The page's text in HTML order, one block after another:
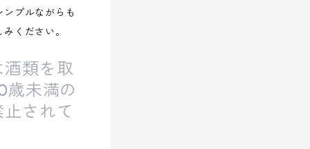
プルながらも
ください。
類を取
歳未満の
されて